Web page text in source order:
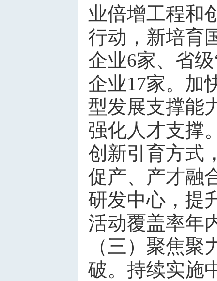
业倍增工程和
行动，新培育
企业6家、省
企业17家。加
型发展支撑能
强化人才支撑
创新引育方式
促产、产才融
研发中心，提
活动覆盖率年
（三）聚焦
破。持续实施